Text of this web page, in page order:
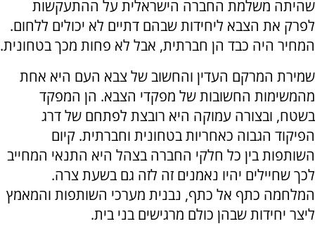
שהיתה משלמת החברה הישראלית על ההתעקשות
לפרק את הצבא ליחידות שבהם דתיים לא יכולים ללחום.
המחיר היה כבד הן חברתית, אבל לא פחות מכך בטחונית.
שמירת המרקם העדין והחשוב של צבא העם היא אחת
מהמשימות החשובות של מפקדי הצבא. הן המפקד
בשטח, ובצורה עמוקה היא רובצת לפתחם של דרג
הפיקוד הגבוה כאחריות בטחונית וחברתית. קיום
השותפות בין כל חלקי החברה בצהל היא התנאי המחייב
לכך שחיילים יהיו נאמנים זה לזה גם בשעת צרה.
המלחמה כתף אל כתף, נבנית מערכי השותפות והמאמץ
ליצר יחידות שבהן כולם מרגישים בני בית.